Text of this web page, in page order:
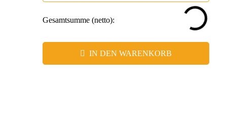
Gesamtsumme (netto):
IN DEN WARENKORB